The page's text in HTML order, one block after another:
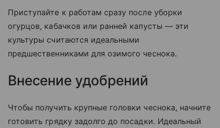
Приступайте к работам сразу после уборки
огурцов, кабачков или ранней капусты — эти
культуры считаются идеальными
предшественниками для озимого чеснока.
Внесение удобрений
Чтобы получить крупные головки чеснока, начните
готовить грядку задолго до посадки. Идеальный